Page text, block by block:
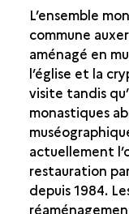
L’ensemble
commune
aménagé en
l’église et la
visite tandis
monastiques
actuellement
restauration
depuis 1984.